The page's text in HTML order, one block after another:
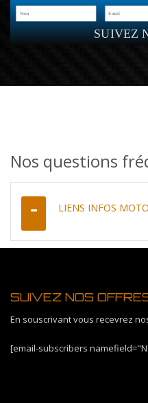
SUIVEZ
Nos questions
LIENS INFOS
SUIVEZ NOS
En souscrivant vous recevrez
[email-subscribers